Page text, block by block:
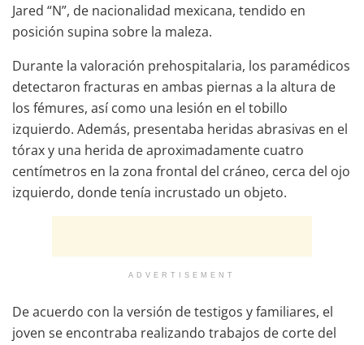
Jared “N”, de nacionalidad mexicana, tendido en
posición supina sobre la maleza.
Durante la valoración prehospitalaria, los paramédicos
detectaron fracturas en ambas piernas a la altura de
los fémures, así como una lesión en el tobillo
izquierdo. Además, presentaba heridas abrasivas en el
tórax y una herida de aproximadamente cuatro
centímetros en la zona frontal del cráneo, cerca del ojo
izquierdo, donde tenía incrustado un objeto.
ADVERTISEMENT
De acuerdo con la versión de testigos y familiares, el
joven se encontraba realizando trabajos de corte del